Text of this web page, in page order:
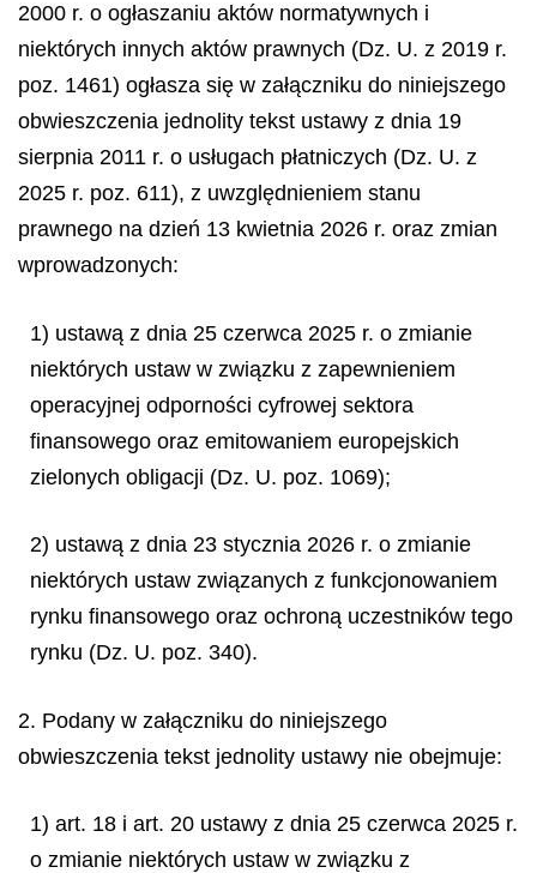
2000 r. o ogłaszaniu aktów normatywnych i
niektórych innych aktów prawnych (Dz. U. z 2019 r.
poz. 1461) ogłasza się w załączniku do niniejszego
obwieszczenia jednolity tekst ustawy z dnia 19
sierpnia 2011 r. o usługach płatniczych (Dz. U. z
2025 r. poz. 611), z uwzględnieniem stanu
prawnego na dzień 13 kwietnia 2026 r. oraz zmian
wprowadzonych:
1) ustawą z dnia 25 czerwca 2025 r. o zmianie
niektórych ustaw w związku z zapewnieniem
operacyjnej odporności cyfrowej sektora
finansowego oraz emitowaniem europejskich
zielonych obligacji (Dz. U. poz. 1069);
2) ustawą z dnia 23 stycznia 2026 r. o zmianie
niektórych ustaw związanych z funkcjonowaniem
rynku finansowego oraz ochroną uczestników tego
rynku (Dz. U. poz. 340).
2. Podany w załączniku do niniejszego
obwieszczenia tekst jednolity ustawy nie obejmuje:
1) art. 18 i art. 20 ustawy z dnia 25 czerwca 2025 r.
o zmianie niektórych ustaw w związku z